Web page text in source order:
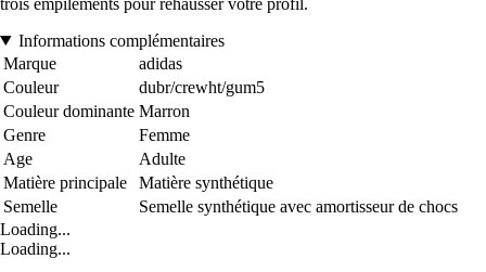
Informations complémentaires
Marque
adidas
Couleur
dubr/crewht/gum5
Couleur dominante Marron
Genre
Femme
Age
Adulte
Matière principale
Matière synthétique
Semelle
Semelle synthétique avec amortisseur de chocs
Loading...
Loading...